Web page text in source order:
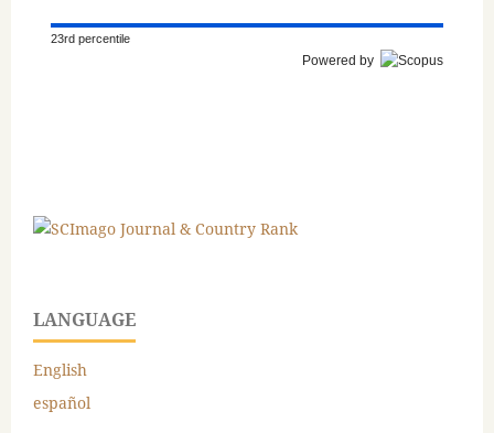
23rd percentile
Powered by
LANGUAGE
English
español